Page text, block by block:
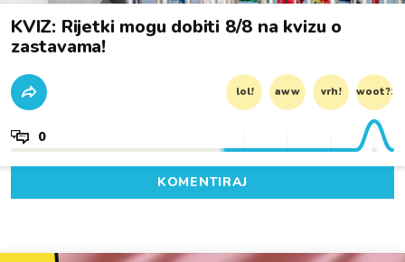
KVIZ: Rijetki mogu dobiti 8/8 na kvizu o
zastavama!
lol! aww vrh! woot?!
0
KOMENTIRAJ